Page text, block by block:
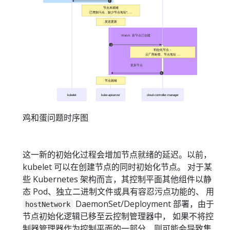
鸡和蛋问题时序图
这一新的初始化过程会增加节点就绪的延迟。以前，
kubelet 可以在创建节点的同时初始化节点。 对于某
些 Kubernetes 架构而言，其控制平面其他组件以静
态 Pod、独立二进制文件或具有容忍污点功能的、 用
hostNetwork
DaemonSet/Deployment 部署，由于
节点初始化逻辑已移至云控制管理器中， 如果不将控